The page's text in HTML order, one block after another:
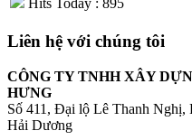
Hits Today : 895
Liên hệ với chúng tôi
CÔNG TY TNHH XÂY
HƯNG
Số 411, Đại lộ Lê Thanh Nghị,
Hải Dương